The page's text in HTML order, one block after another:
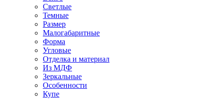
Светлые
Темные
Размер
Малогабаритные
Форма
Угловые
Отделка и материал
Из МДФ
Зеркальные
Особенности
Купе